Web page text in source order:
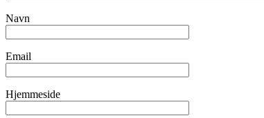
Navn
Email
Hjemmeside